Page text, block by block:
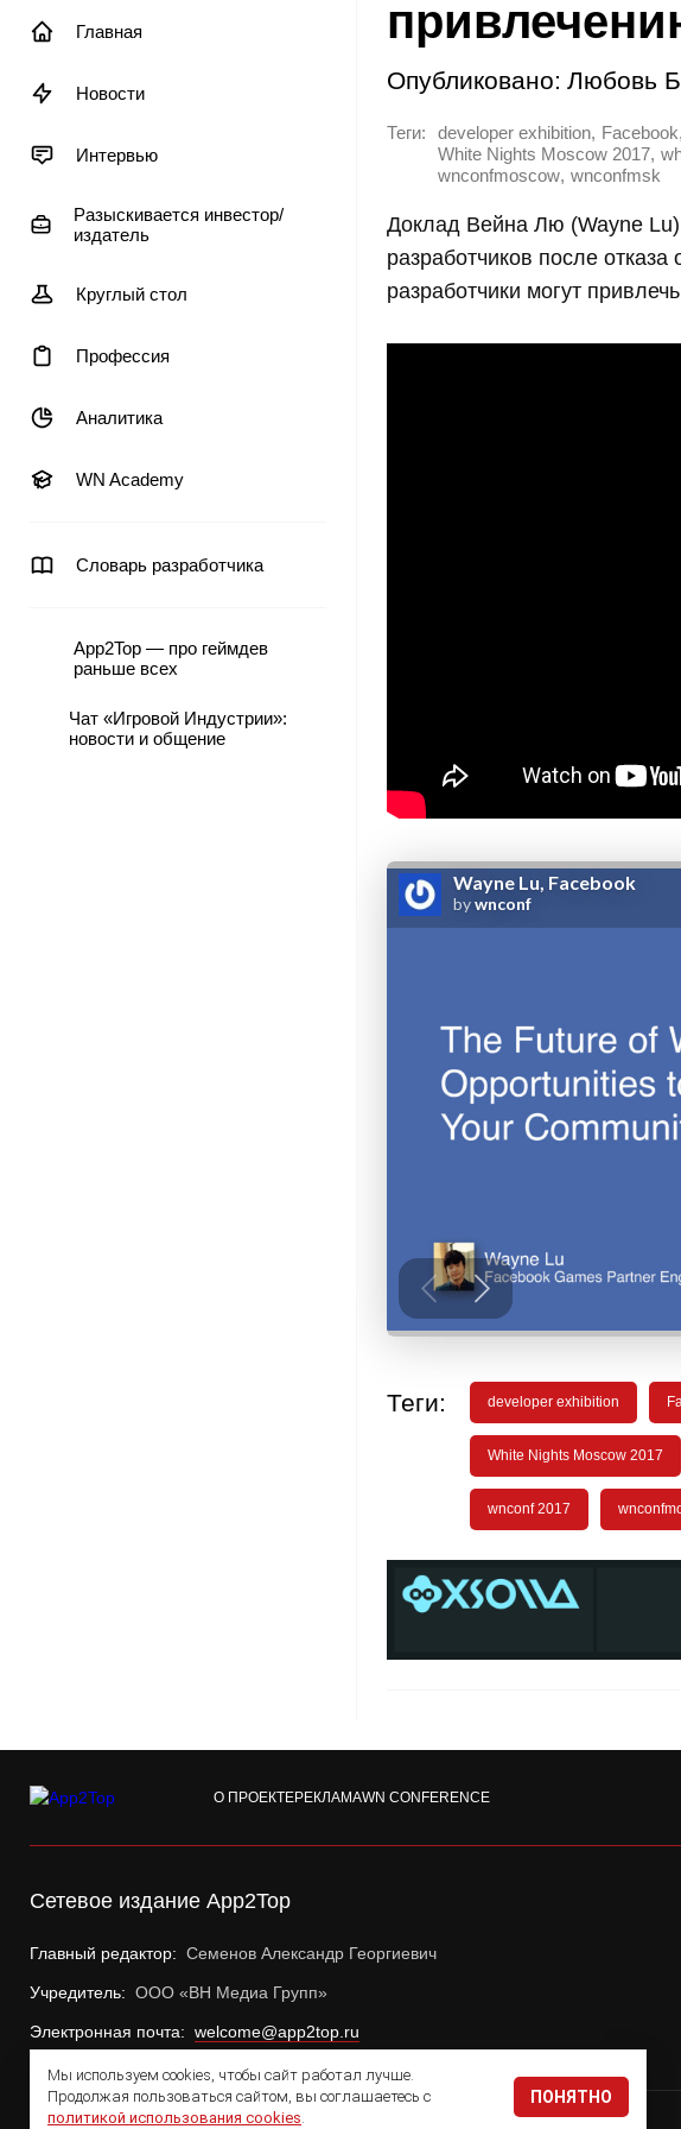
Главная
Новости
Интервью
Разыскивается инвестор/
издатель
Круглый стол
Профессия
Аналитика
WN Academy
Словарь разработчика
App2Top — про геймдев
раньше всех
Чат «Игровой Индустрии»:
новости и общение
Опубликовано: Любовь
Теги: developer exhibition, Facebook,
White Nights Moscow 2017,
wnconfmoscow, wnconfmsk
Доклад Вейна Лю (Wayne Lu)
разработчиков после
разработчики могут
Теги: developer exhibition
White Nights Moscow 2017
wnconf 2017
О ПРОЕКТЕРЕКЛАМАWN CONFERENCE
Сетевое издание App2Top
Главный редактор: Семенов Александр Георгиевич
Учредитель: ООО «ВН Медиа Групп»
Электронная почта: welcome@app2top.ru
Мы используем cookies, чтобы сайт работал лучше.
Продолжая пользоваться сайтом, вы соглашаетесь с
политикой использования cookies.
ПОНЯТНО